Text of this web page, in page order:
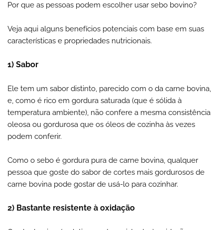
Por que as pessoas podem escolher usar sebo bovino?
Veja aqui alguns benefícios potenciais com base em suas
características e propriedades nutricionais.
1) Sabor
Ele tem um sabor distinto, parecido com o da carne bovina,
e, como é rico em gordura saturada (que é sólida à
temperatura ambiente), não confere a mesma consistência
oleosa ou gordurosa que os óleos de cozinha às vezes
podem conferir.
Como o sebo é gordura pura de carne bovina, qualquer
pessoa que goste do sabor de cortes mais gordurosos de
carne bovina pode gostar de usá-lo para cozinhar.
2) Bastante resistente à oxidação